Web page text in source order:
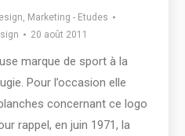
, Marketing - Etudes
20 août 2011
marque de sport à la
Pour l’occasion elle
concernant ce logo
rappel, en juin 1971, la